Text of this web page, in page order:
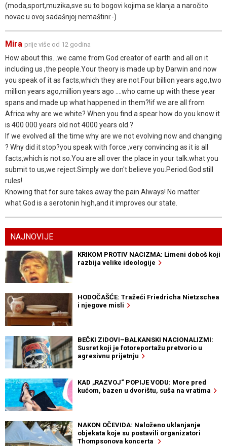
(moda,sport,muzika,sve su to bogovi kojima se klanja a naročito
novac u ovoj sadašnjoj nemaštini:-)
Mira prije više od 12 godina
How about this...we came from God creator of earth and all on it
including us ,the people.Your theory is made up by Darwin and now
you speak of it as facts,which they are not.Four billion years ago,two
million years ago,million years ago ....who came up with these year
spans and made up what happened in them?!if we are all from
Africa why are we white? When you find a spear how do you know it
is 400 000 years old not 4000 years old.?
If we evolved all the time why are we not evolving now and changing
? Why did it stop?you speak with force ,very convincing as it is all
facts,which is not so.You are all over the place in your talk.what you
submit to us,we reject.Simply we don't believe you.Period.God still
rules!
Knowing that for sure takes away the pain.Always! No matter
what.God is a serotonin high,and it improves our state.
NAJNOVIJE
KRIKOM PROTIV NACIZMA: Limeni doboš koji
razbija velike ideologije
HODOČAŠĆE: Tražeći Friedricha Nietzschea
i njegove misli
BEČKI ZIDOVI–BALKANSKI NACIONALIZMI:
Susret koji je fotoreportažu pretvorio u
agresivnu prijetnju
KAD „RAZVOJ“ POPIJE VODU: More pred
kućom, bazen u dvorištu, suša na vratima
NAKON OČEVIDA: Naloženo uklanjanje
objekata koje su postavili organizatori
Thompsonova koncerta